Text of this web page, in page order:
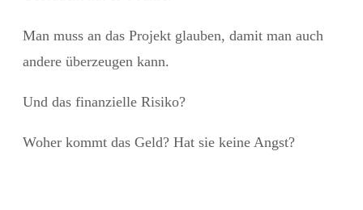
Man muss an das Projekt glauben, damit man auch
andere überzeugen kann.
Und das finanzielle Risiko?
Woher kommt das Geld? Hat sie keine Angst?